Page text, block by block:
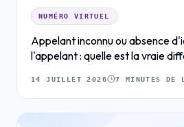
NUMÉRO VIRTUEL
Appelant inconnu ou absence
l'appelant : quelle est la vraie
14 JUILLET 2026 7 MINUTES DE